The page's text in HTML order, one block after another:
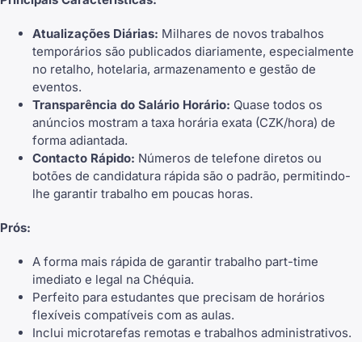
Atualizações Diárias: Milhares de novos trabalhos
temporários são publicados diariamente, especialmente
no retalho, hotelaria, armazenamento e gestão de
eventos.
Transparência do Salário Horário: Quase todos os
anúncios mostram a taxa horária exata (CZK/hora) de
forma adiantada.
Contacto Rápido: Números de telefone diretos ou
botões de candidatura rápida são o padrão, permitindo-
lhe garantir trabalho em poucas horas.
Prós:
A forma mais rápida de garantir trabalho part-time
imediato e legal na Chéquia.
Perfeito para estudantes que precisam de horários
flexíveis compatíveis com as aulas.
Inclui microtarefas remotas e trabalhos administrativos.